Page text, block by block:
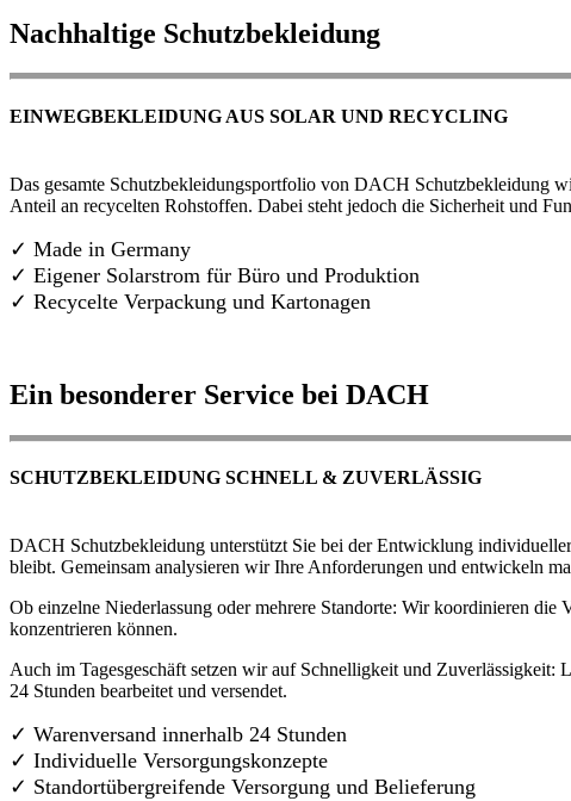
Nachhaltige Schutzbekleidung
EINWEGBEKLEIDUNG AUS SOLAR UND RECYCLING
Das gesamte Schutzbekleidungsportfolio von DACH Schutzbekleidung
Anteil an recycelten Rohstoffen. Dabei steht jedoch die Sicherheit und
✓ Made in Germany
✓ Eigener Solarstrom für Büro und Produktion
✓ Recycelte Verpackung und Kartonagen
Ein besonderer Service bei DACH
SCHUTZBEKLEIDUNG SCHNELL & ZUVERLÄSSIG
DACH Schutzbekleidung unterstützt Sie bei der Entwicklung
bleibt. Gemeinsam analysieren wir Ihre Anforderungen und entwickeln
Ob einzelne Niederlassung oder mehrere Standorte: Wir koordinieren
konzentrieren können.
Auch im Tagesgeschäft setzen wir auf Schnelligkeit und Zuverlässigkeit:
24 Stunden bearbeitet und versendet.
✓ Warenversand innerhalb 24 Stunden
✓ Individuelle Versorgungskonzepte
✓ Standortübergreifende Versorgung und Belieferung